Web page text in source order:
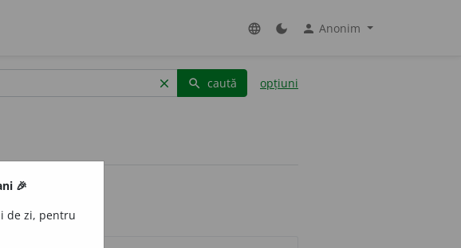
language dark_mode person Anonim
clear search caută opțiuni
🎉
de zi, pentru